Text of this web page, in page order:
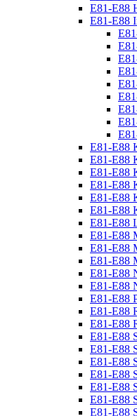
E81-E88
E81-E88
E81-E88
E81-E88
E81-E88
E81-E88
E81-E88
E81-E88
E81-E88
E81-E88
E81-E88
E81-E88
E81-E88
E81-E88
E81-E88
E81-E88
E81-E88
E81-E88
E81-E88
E81-E88
E81-E88
E81-E88
E81-E88
E81-E88